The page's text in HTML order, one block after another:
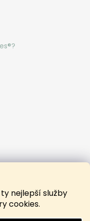
nejlepší služby
cookies.